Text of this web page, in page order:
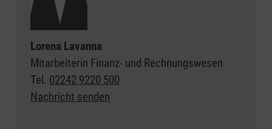
Lorena Lavanna
Mitarbeiterin Finanz- und Rechnungswesen
Tel. 02242 9220 500
Nachricht senden